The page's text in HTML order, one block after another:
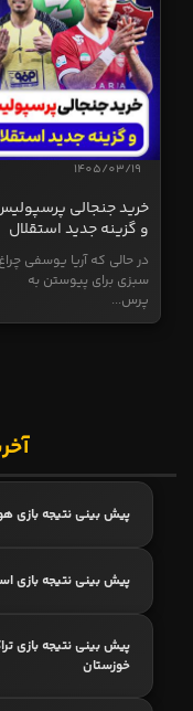
1405/03/19
خرید جنجالی
و گزینه جدید استقلال
در حالی که آریا یوسفی چراغ
سبزی برای پیوستن به
پرس...
پیش بینی نتیجه بازی
پیش بینی نتیجه بازی
پیش بینی نتیجه بازی
خوزستان